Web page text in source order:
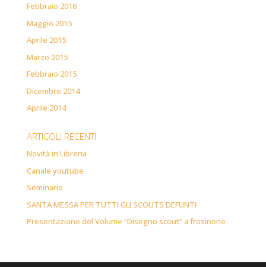
Febbraio 2016
Maggio 2015
Aprile 2015
Marzo 2015
Febbraio 2015
Dicembre 2014
Aprile 2014
ARTICOLI RECENTI
Novità in Libreria
Canale youtube
Seminario
SANTA MESSA PER TUTTI GLI SCOUTS DEFUNTI
Presentazione del Volume “Disegno scout” a frosinone